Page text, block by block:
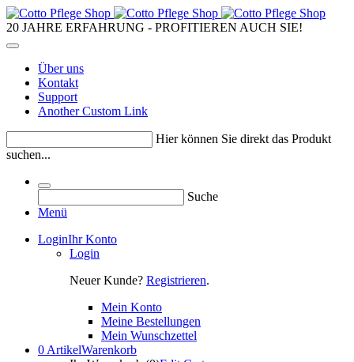
20 JAHRE ERFAHRUNG - PROFITIEREN AUCH SIE!
Über uns
Kontakt
Support
Another Custom Link
Hier können Sie direkt das Produkt
suchen...
Suche
Menü
LoginIhr Konto
Login
Neuer Kunde? Registrieren.
Mein Konto
Meine Bestellungen
Mein Wunschzettel
0 ArtikelWarenkorb